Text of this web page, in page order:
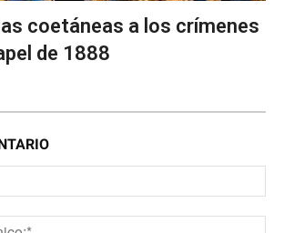
coetáneas a los crímenes
de 1888